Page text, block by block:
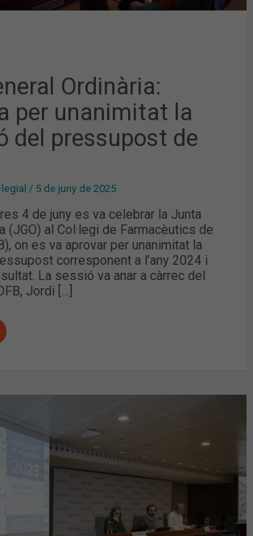
Ordinària:
per unanimitat la
del pressupost de
/ 5 de juny de 2025
4 de juny es va celebrar la Junta
(JGO) al Col·legi de Farmacèutics de
on es va aprovar per unanimitat la
corresponent a l’any 2024 i
La sessió va anar a càrrec del
Jordi […]